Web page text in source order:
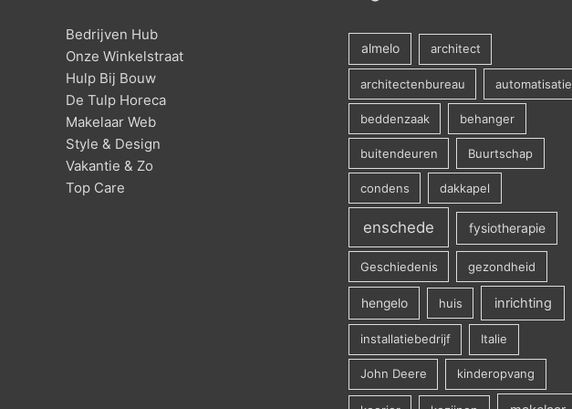
Bedrijven Hub
Onze Winkelstraat
Hulp Bij Bouw
De Tulp Horeca
Makelaar Web
Style & Design
Vakantie & Zo
Top Care
almelo architect
architectenbureau automatisatie
beddenzaak behanger
buitendeuren Buurtschap
condens dakkapel
enschede fysiotherapie
Geschiedenis gezondheid
hengelo huis inrichting
installatiebedrijf Italie
John Deere kinderopvang